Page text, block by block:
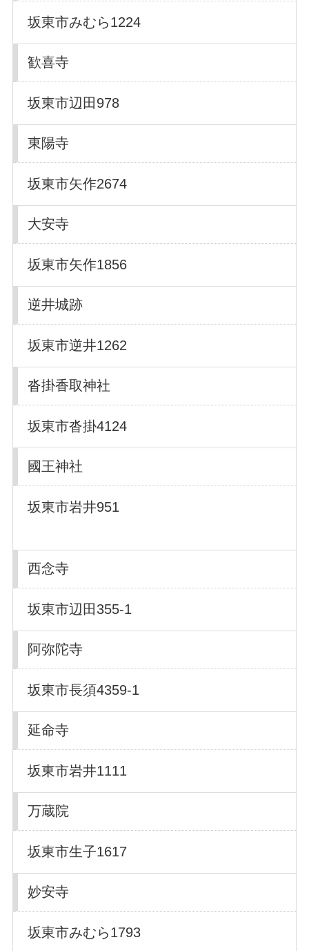
坂東市みむら1224
歓喜寺
坂東市辺田978
東陽寺
坂東市矢作2674
大安寺
坂東市矢作1856
逆井城跡
坂東市逆井1262
沓掛香取神社
坂東市沓掛4124
國王神社
坂東市岩井951
西念寺
坂東市辺田355-1
阿弥陀寺
坂東市長須4359-1
延命寺
坂東市岩井1111
万蔵院
坂東市生子1617
妙安寺
坂東市みむら1793